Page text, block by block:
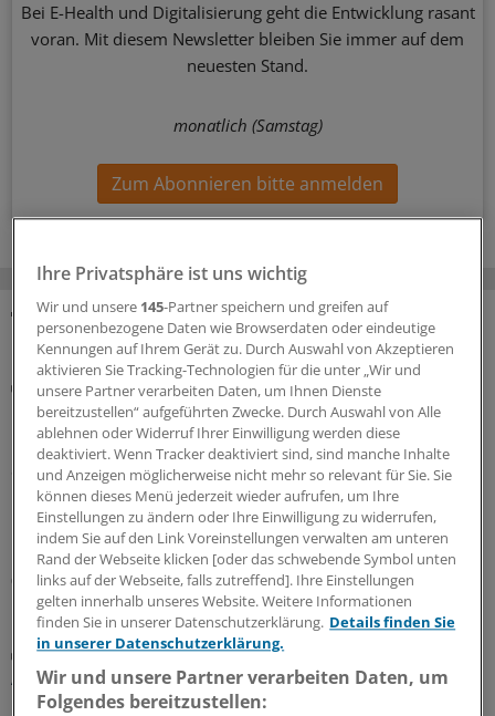
Bei E-Health und Digitalisierung geht die Entwicklung rasant
voran. Mit diesem Newsletter bleiben Sie immer auf dem
neuesten Stand.
monatlich (Samstag)
Zum Abonnieren bitte anmelden
MEHR ZUM THEMA
Digitaler Check
Honorarabrechnung: Digitale Vorprüfung wird in
Nordrhein rege genutzt
Seit Juni können nun auch Ärztinnen und Ärzte in
Nordrhein ihre Honorarabrechnungen während des
Quartals durchleuchten lassen. In den ersten beiden
Monaten sind über 20.000 Vorprüfungen eingegangen.
05.08.2026
Zentrale Änderungen im Überblick
Aktualisierter GOÄ-Entwurf: Neue Leistungen,
Umbewertungen und Bürokratieabbau
Ihre Privatsphäre ist uns wichtig
Wir und unsere 145-Partner speichern und greifen auf
personenbezogene Daten wie Browserdaten oder eindeutige
Kennungen auf Ihrem Gerät zu. Durch Auswahl von Akzeptieren
aktivieren Sie Tracking-Technologien für die unter „Wir und
unsere Partner verarbeiten Daten, um Ihnen Dienste
bereitzustellen“ aufgeführten Zwecke. Durch Auswahl von Alle
ablehnen oder Widerruf Ihrer Einwilligung werden diese
deaktiviert. Wenn Tracker deaktiviert sind, sind manche Inhalte
und Anzeigen möglicherweise nicht mehr so relevant für Sie. Sie
können dieses Menü jederzeit wieder aufrufen, um Ihre
Einstellungen zu ändern oder Ihre Einwilligung zu widerrufen,
indem Sie auf den Link Voreinstellungen verwalten am unteren
Rand der Webseite klicken [oder das schwebende Symbol unten
links auf der Webseite, falls zutreffend]. Ihre Einstellungen
gelten innerhalb unseres Website. Weitere Informationen
finden Sie in unserer Datenschutzerklärung. Details finden Sie
in unserer Datenschutzerklärung.
Wir und unsere Partner verarbeiten Daten, um
Folgendes bereitzustellen: